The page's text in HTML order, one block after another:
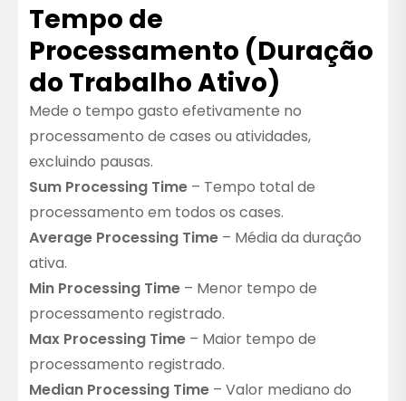
Tempo de
Processamento (Duração
do Trabalho Ativo)
Mede o tempo gasto efetivamente no
processamento de cases ou atividades,
excluindo pausas.
Sum Processing Time – Tempo total de
processamento em todos os cases.
Average Processing Time – Média da duração
ativa.
Min Processing Time – Menor tempo de
processamento registrado.
Max Processing Time – Maior tempo de
processamento registrado.
Median Processing Time – Valor mediano do